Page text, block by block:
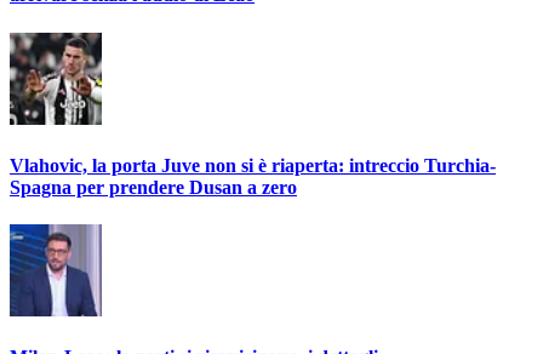
Vlahovic, la porta Juve non si è riaperta: intreccio Turchia-
Spagna per prendere Dusan a zero